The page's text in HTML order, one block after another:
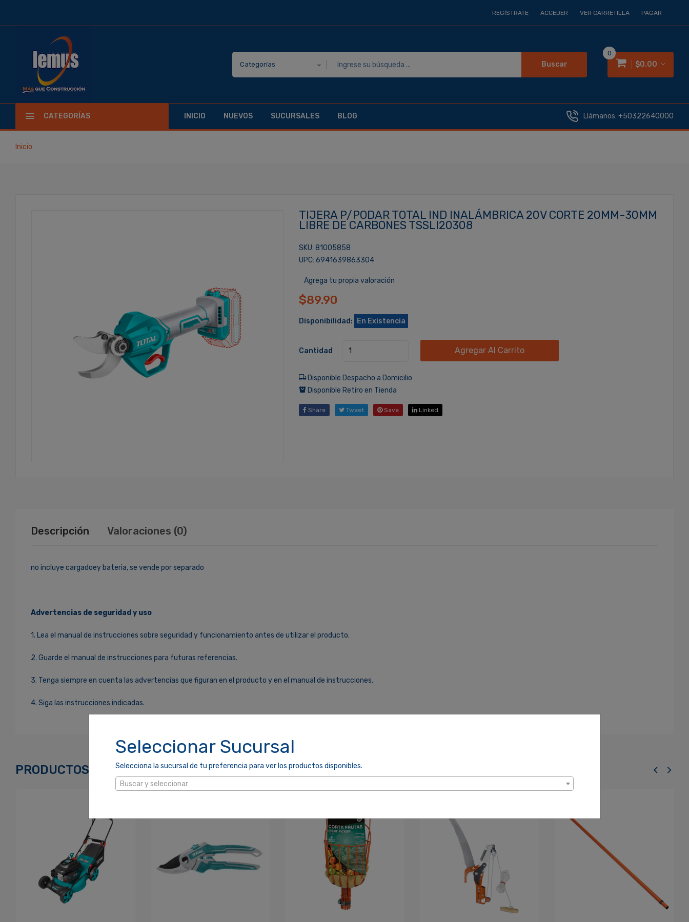
Seleccionar Sucursal
Selecciona la sucursal de tu preferencia para ver los productos disponibles.
Buscar y seleccionar
REGÍSTRATE ACCEDER VER CARRETILLA PAGAR
Categorías Buscar $0.00
0
CATEGORÍAS INICIO NUEVOS SUCURSALES BLOG Llámanos: +50322640000
Inicio
TIJERA P/PODAR TOTAL IND INALÁMBRICA 20V CORTE 20MM-30MM
LIBRE DE CARBONES TSSLI20308
SKU: 81005858
UPC: 6941639863304
Agrega tu propia valoración
$89.90
Disponibilidad: En Existencia
Cantidad Agregar Al Carrito
Disponible Despacho a Domicilio
Disponible Retiro en Tienda
Share Tweet Save Linked
Descripción Valoraciones (0)
no incluye cargadoey bateria, se vende por separado
Advertencias de seguridad y uso
1. Lea el manual de instrucciones sobre seguridad y funcionamiento antes de utilizar el producto.
2. Guarde el manual de instrucciones para futuras referencias.
3. Tenga siempre en cuenta las advertencias que figuran en el producto y en el manual de instrucciones.
4. Siga las instrucciones indicadas.
¿Olvidaste tu Contraseña? Recordarme
PRODUCTOS RELACIONADOS